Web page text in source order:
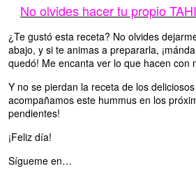
No olvides hacer tu propio
¿Te gustó esta receta? No olvides
abajo, y si te animas a prepararla,
quedó! Me encanta ver lo que hacen con
Y no se pierdan la receta de los
acompañamos este hummus en los
pendientes!
¡Feliz día!
Sígueme en…